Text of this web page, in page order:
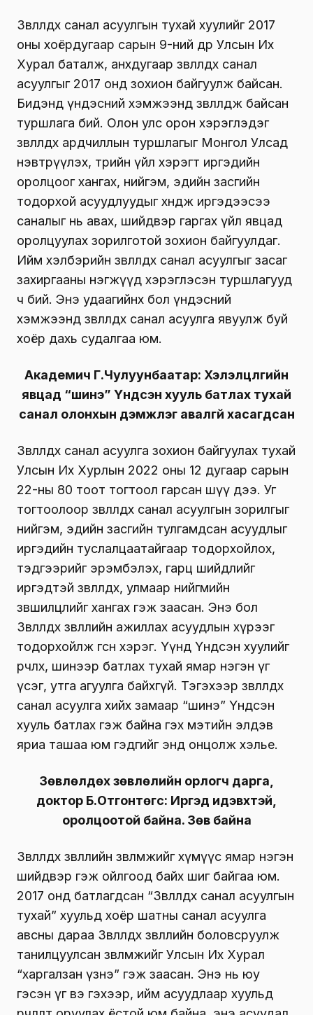
Зөвлөлдөх санал асуулгын тухай хуулийг 2017
оны хоёрдугаар сарын 9-ний өдөр Улсын Их
Хурал баталж, анхдугаар зөвлөлдөх санал
асуулгыг 2017 онд зохион байгуулж байсан.
Бидэнд үндэсний хэмжээнд зөвлөлдөж байсан
туршлага бий. Олон улс орон хэрэглэдэг
зөвлөлдөх ардчиллын туршлагыг Монгол Улсад
нэвтрүүлэх, төрийн үйл хэрэгт иргэдийн
оролцоог хангах, нийгэм, эдийн засгийн
тодорхой асуудлуудыг хөндөж иргэдээсээ
саналыг нь авах, шийдвэр гаргах үйл явцад
оролцуулах зорилготой зохион байгуулдаг.
Ийм хэлбэрийн зөвлөлдөх санал асуулгыг засаг
захиргааны нэгжүүд хэрэглэсэн туршлагууд
ч бий. Энэ удаагийнх бол үндэсний
хэмжээнд зөвлөлдөх санал асуулга явуулж буй
хоёр дахь судалгаа юм.
Академич Г.Чулуунбаатар: Хэлэлцүүлгийн
явцад “шинэ” Үндсэн хууль батлах тухай
санал олонхын дэмжлэг авалгүй хасагдсан
Зөвлөлдөх санал асуулга зохион байгуулах тухай
Улсын Их Хурлын 2022 оны 12 дугаар сарын
22-ны 80 тоот тогтоол гарсан шүү дээ. Уг
тогтоолоор зөвлөлдөх санал асуулгын зорилгыг
нийгэм, эдийн засгийн тулгамдсан асуудлыг
иргэдийн туслалцаатайгаар тодорхойлох,
тэдгээрийг эрэмбэлэх, гарц шийдлийг
иргэдтэй зөвлөлдөх, улмаар нийгмийн
зөвшилцлийг хангах гэж заасан. Энэ бол
Зөвлөлдөх зөвлөлийн ажиллах асуудлын хүрээг
тодорхойлж өгсөн хэрэг. Үүнд Үндсэн хуулийг
өөрчлөх, шинээр батлах тухай ямар нэгэн үг
үсэг, утга агуулга байхгүй. Тэгэхээр зөвлөлдөх
санал асуулга хийх замаар “шинэ” Үндсэн
хууль батлах гэж байна гэх мэтийн элдэв
яриа ташаа юм гэдгийг энд онцолж хэлье.
Зөвлөлдөх зөвлөлийн орлогч дарга,
доктор Б.Отгонтөгс: Иргэд идэвхтэй,
оролцоотой байна. Зөв байна
Зөвлөлдөх зөвлөлийн зөвлөмжийг хүмүүс ямар нэгэн
шийдвэр гэж ойлгоод байх шиг байгаа юм.
2017 онд батлагдсан “Зөвлөлдөх санал асуулгын
тухай” хуульд хоёр шатны санал асуулга
авсны дараа Зөвлөлдөх зөвлөлийн боловсруулж
танилцуулсан зөвлөмжийг Улсын Их Хурал
“харгалзан үзнэ” гэж заасан. Энэ нь юу
гэсэн үг вэ гэхээр, ийм асуудлаар хуульд